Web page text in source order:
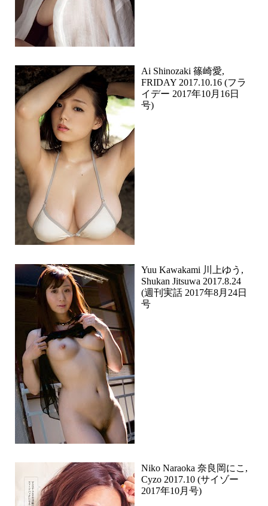
Ai Shinozaki 篠崎愛,
FRIDAY 2017.10.16 (フラ
イデー 2017年10月16日
号)
Yuu Kawakami 川上ゆう,
Shukan Jitsuwa 2017.8.24
(週刊実話 2017年8月24日
号
Niko Naraoka 奈良岡にこ,
Cyzo 2017.10 (サイゾー
2017年10月号)